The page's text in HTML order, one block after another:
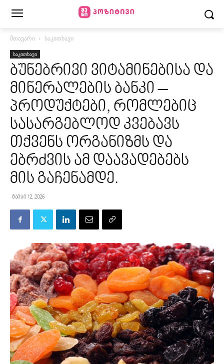
მთავარი საკითხავი
საკითხავი
ბუნებრივი ვიტამინებისა და
მინერალების ბანკი –
პროდუქტები, რომლებიც
სასარგებლოდ კვებავს
თქვენს ორგანიზმს და
ებრძვის ამ დაავადებებს
მის გაჩენამდე.
მაისი 12, 2026